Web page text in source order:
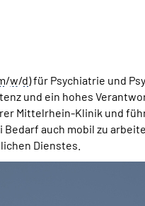
/w/d) für Psychiatrie und
und ein hohes
Mittelrhein-Klinik und
auch mobil zu
Dienstes.